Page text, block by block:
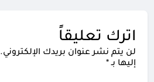
اترك تعليقاً
لن يتم نشر عنوان بريدك الإلكتروني.
إليها بـ*